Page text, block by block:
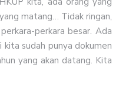
matang… Tidak ringan,
perkara besar. Ada
sudah punya dokumen
yang akan datang. Kita